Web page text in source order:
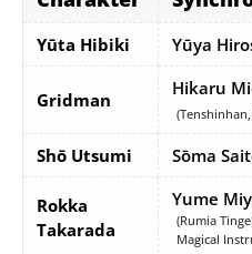
Yūta Hibiki Yūya
Gridman
Hikaru
Shō Utsumi Sōma
Rokka
Takarada
Yume
(Rumia
Magical